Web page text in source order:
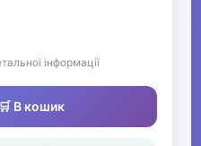
інформації
🛒 В кошик